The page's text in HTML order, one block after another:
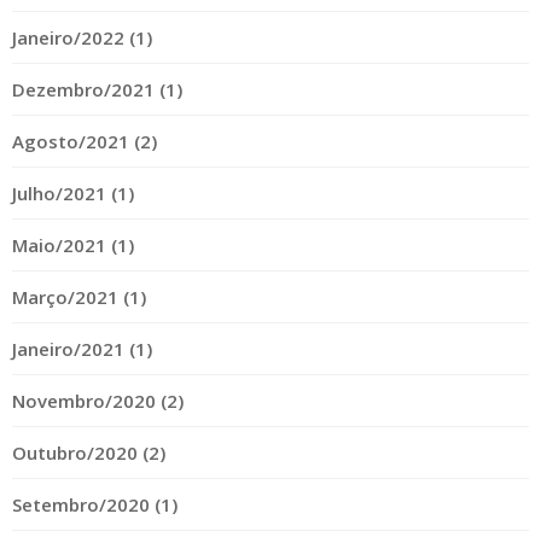
Janeiro/2022 (1)
Dezembro/2021 (1)
Agosto/2021 (2)
Julho/2021 (1)
Maio/2021 (1)
Março/2021 (1)
Janeiro/2021 (1)
Novembro/2020 (2)
Outubro/2020 (2)
Setembro/2020 (1)